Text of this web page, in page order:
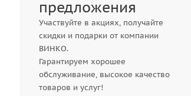
предложения
Участвуйте в акциях, получайте
скидки и подарки от компании
ВИНКО.
Гарантируем хорошее
обслуживание, высокое качество
товаров и услуг!